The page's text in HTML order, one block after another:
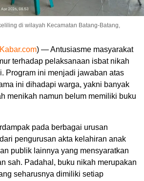
di wilayah Kecamatan Batang-Batang,
) — Antusiasme masyarakat
terhadap pelaksanaan isbat nikah
Program ini menjadi jawaban atas
ini dihadapi warga, yakni banyak
menikah namun belum memiliki buku
pada berbagai urusan
pengurusan akta kelahiran anak
publik lainnya yang mensyaratkan
sah. Padahal, buku nikah merupakan
seharusnya dimiliki setiap